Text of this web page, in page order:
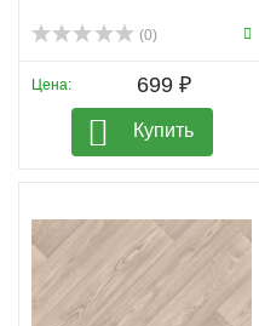
(0)
Цена: 699 ₽
Купить